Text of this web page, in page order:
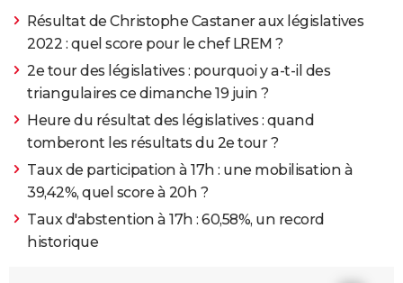
Résultat de Christophe Castaner aux législatives
2022 : quel score pour le chef LREM ?
2e tour des législatives : pourquoi y a-t-il des
triangulaires ce dimanche 19 juin ?
Heure du résultat des législatives : quand
tomberont les résultats du 2e tour ?
Taux de participation à 17h : une mobilisation à
39,42%, quel score à 20h ?
Taux d'abstention à 17h : 60,58%, un record
historique